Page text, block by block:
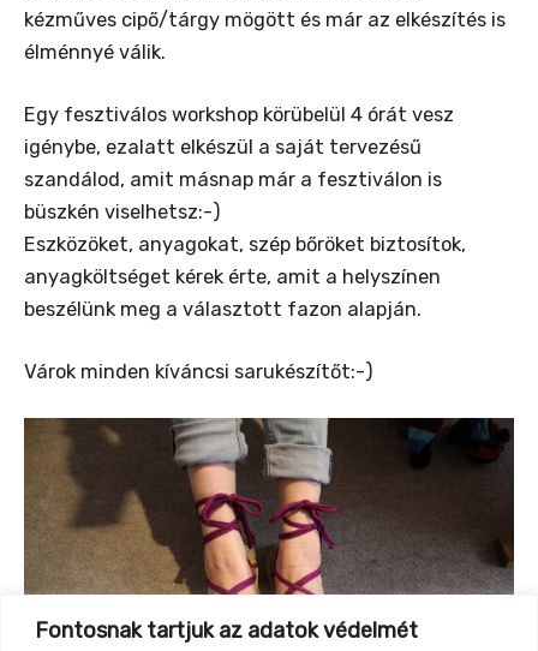
Fontosnak tartjuk az adatok védelmét
kézműves cipő/tárgy mögött és már az elkészítés is
élménnyé válik.
Egy fesztiválos workshop körübelül 4 órát vesz
igénybe, ezalatt elkészül a saját tervezésű
szandálod, amit másnap már a fesztiválon is
büszkén viselhetsz:-)
Eszközöket, anyagokat, szép bőröket biztosítok,
anyagköltséget kérek érte, amit a helyszínen
beszélünk meg a választott fazon alapján.
Várok minden kíváncsi sarukészítőt:-)